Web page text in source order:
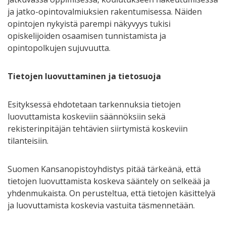
ja jatko-opintovalmiuksien rakentumisessa. Näiden
opintojen nykyistä parempi näkyvyys tukisi
opiskelijoiden osaamisen tunnistamista ja
opintopolkujen sujuvuutta.
Tietojen luovuttaminen ja tietosuoja
Esityksessä ehdotetaan tarkennuksia tietojen
luovuttamista koskeviin säännöksiin sekä
rekisterinpitäjän tehtävien siirtymistä koskeviin
tilanteisiin.
Suomen Kansanopistoyhdistys pitää tärkeänä, että
tietojen luovuttamista koskeva sääntely on selkeää ja
yhdenmukaista. On perusteltua, että tietojen käsittelyä
ja luovuttamista koskevia vastuita täsmennetään.